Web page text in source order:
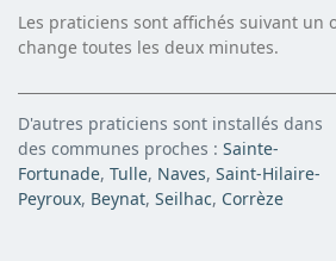
Les praticiens sont affichés suivant un
change toutes les deux minutes.
D'autres praticiens sont installés dans
des communes proches : Sainte-
Fortunade, Tulle, Naves, Saint-Hilaire-
Peyroux, Beynat, Seilhac, Corrèze